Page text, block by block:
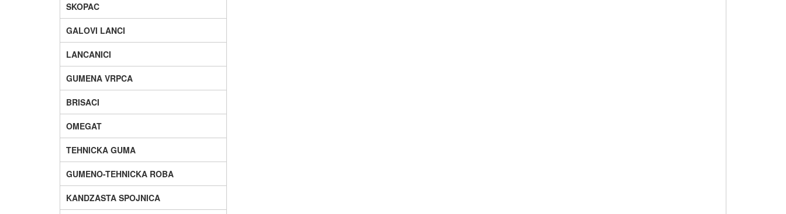
SKOPAC
GALOVI LANCI
LANCANICI
GUMENA VRPCA
BRISACI
OMEGAT
TEHNICKA GUMA
GUMENO-TEHNICKA ROBA
KANDZASTA SPOJNICA